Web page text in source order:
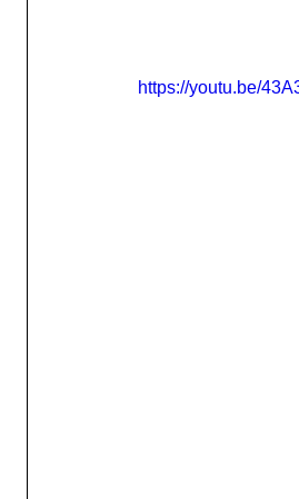
https://youtu.be/